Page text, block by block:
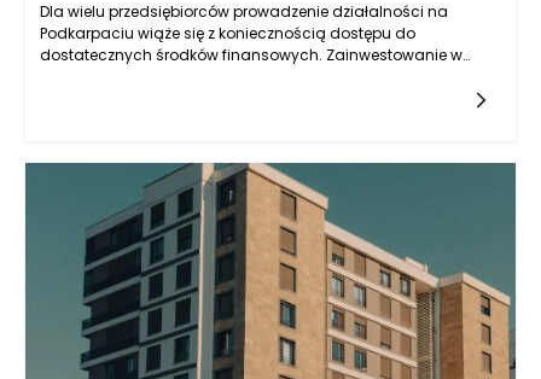
Dla wielu przedsiębiorców prowadzenie działalności na
Podkarpaciu wiąże się z koniecznością dostępu do
dostatecznych środków finansowych. Zainwestowanie w
zasadzie zabezpieczenia pożyczonej kwoty hipoteką na
nieruchomości. Taki mechanizm pozwala na uzyskanie
relatywnie dużych sum, które mogą być wykorzystane na
różnorodne cele związane z prowadzeniem działalności
gospodarczej. Umożliwia to nie tylko rozwój lokalnych
przedsiębiorstw, ale również przyczynia się do podniesienia
konkurencyjności regionu.